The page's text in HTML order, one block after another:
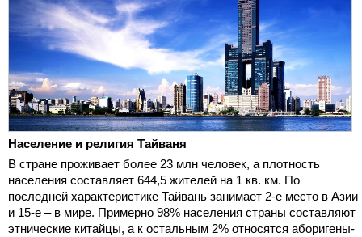
Население и религия Тайваня
В стране проживает более 23 млн человек, а плотность
населения составляет 644,5 жителей на 1 кв. км. По
последней характеристике Тайвань занимает 2-е место в Азии
и 15-е – в мире. Примерно 98% населения страны составляют
этнические китайцы, а к остальным 2% относятся аборигены-